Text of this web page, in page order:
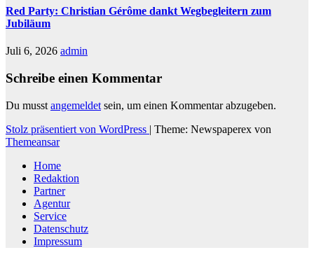
Red Party: Christian Gérôme dankt Wegbegleitern zum
Jubiläum
Juli 6, 2026 admin
Schreibe einen Kommentar
Du musst angemeldet sein, um einen Kommentar abzugeben.
Stolz präsentiert von WordPress | Theme: Newspaperex von
Themeansar
Home
Redaktion
Partner
Agentur
Service
Datenschutz
Impressum